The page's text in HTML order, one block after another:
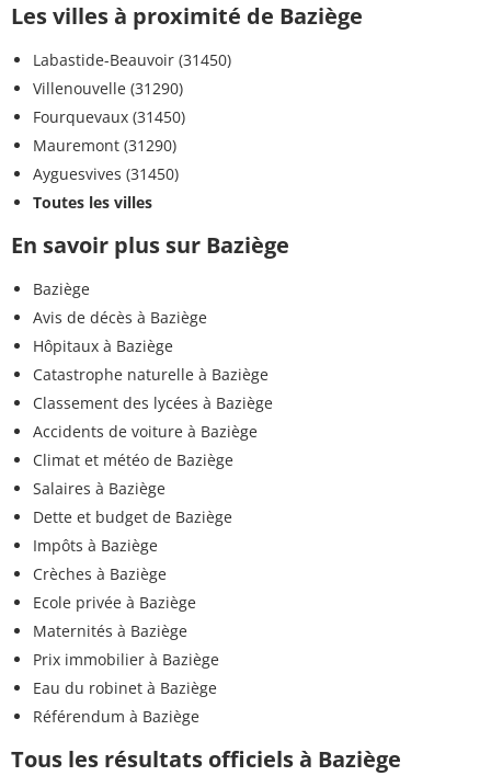
Les villes à proximité de Baziège
Labastide-Beauvoir (31450)
Villenouvelle (31290)
Fourquevaux (31450)
Mauremont (31290)
Ayguesvives (31450)
Toutes les villes
En savoir plus sur Baziège
Baziège
Avis de décès à Baziège
Hôpitaux à Baziège
Catastrophe naturelle à Baziège
Classement des lycées à Baziège
Accidents de voiture à Baziège
Climat et météo de Baziège
Salaires à Baziège
Dette et budget de Baziège
Impôts à Baziège
Crèches à Baziège
Ecole privée à Baziège
Maternités à Baziège
Prix immobilier à Baziège
Eau du robinet à Baziège
Référendum à Baziège
Tous les résultats officiels à Baziège